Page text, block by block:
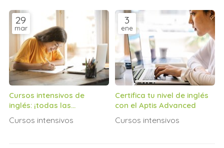
29
mar
Cursos intensivos de
inglés: ¡todas las
facilidades para aprender
este idioma!
Cursos intensivos
3
ene
Certifica tu nivel de inglés
con el Aptis Advanced
Cursos intensivos